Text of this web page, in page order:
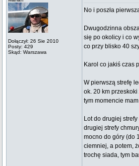
Dołączył: 26 Sie 2010
Posty: 429
Skąd: Warszawa
No i poszła
Dwugodzinna
się po okolicy i co
co przy blisko 40
Karol co jakiś czas
W pierwszą strefę
ok. 20 km
tym momencie
Lot do drugiej
drugiej strefy
mocno do góry (do
ciemniej, a potem,
trochę siada, tym